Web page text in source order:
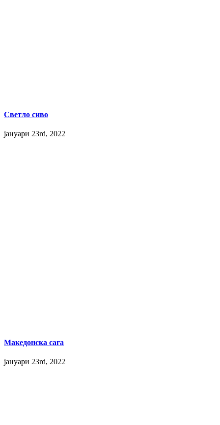
Светло сиво
јануари 23rd, 2022
Македонска сага
јануари 23rd, 2022